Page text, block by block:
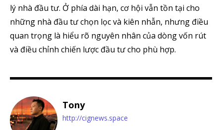
lý nhà đầu tư. Ở phía dài hạn, cơ hội vẫn tồn tại cho
những nhà đầu tư chọn lọc và kiên nhẫn, nhưng điều
quan trọng là hiểu rõ nguyên nhân của dòng vốn rút
và điều chỉnh chiến lược đầu tư cho phù hợp.
Tony
http://cignews.space